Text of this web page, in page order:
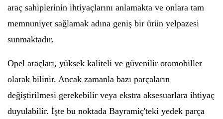
araç sahiplerinin ihtiyaçlarını anlamakta ve onlara tam
memnuniyet sağlamak adına geniş bir ürün yelpazesi
sunmaktadır.
Opel araçları, yüksek kaliteli ve güvenilir otomobiller
olarak bilinir. Ancak zamanla bazı parçaların
değiştirilmesi gerekebilir veya ekstra aksesuarlara ihtiyaç
duyulabilir. İşte bu noktada Bayramiç'teki yedek parça